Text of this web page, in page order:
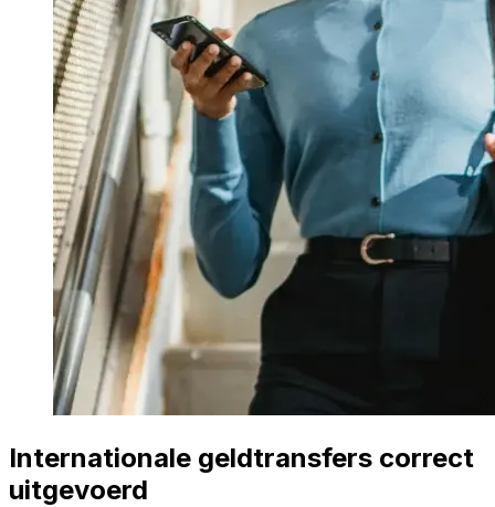
Internationale geldtransfers correct
uitgevoerd